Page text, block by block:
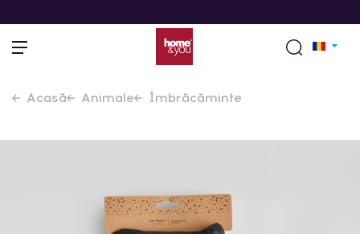
Acasă Animale Îmbrăcăminte